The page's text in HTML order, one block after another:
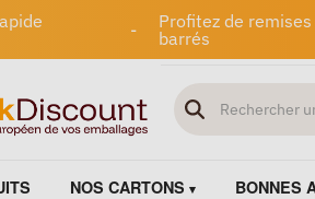
-
Profitez de
barrés
NOS CARTONS BONNES